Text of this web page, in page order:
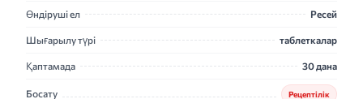
Өндіруші ел Ресей
Шығарылу түрі таблеткалар
Қаптамада 30 дана
Босату Рецептілік